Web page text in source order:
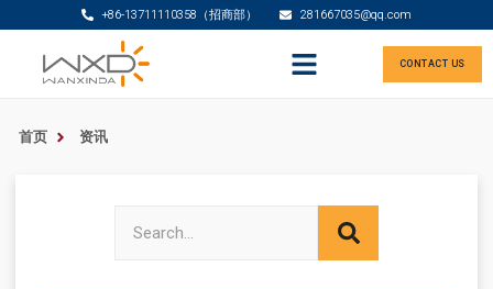
+86-13711110358（招商部） 281667035@qq.com
CONTACT US
首页 资讯